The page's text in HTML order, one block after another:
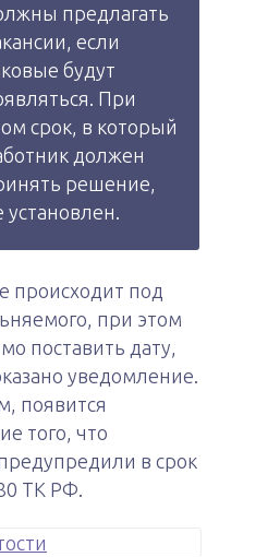
предлагать
если
будут
При
срок, в который
должен
решение,
установлен.
происходит под
при этом
поставить дату,
уведомление.
появится
того, что
в срок
ТК РФ.